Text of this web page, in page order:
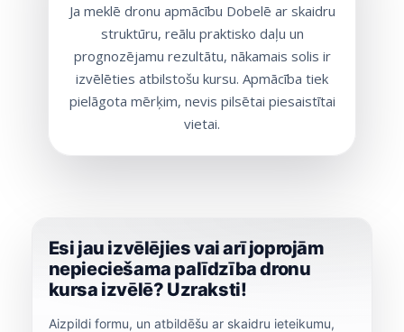
Ja meklē dronu apmācību Dobelē ar skaidru
struktūru, reālu praktisko daļu un
prognozējamu rezultātu, nākamais solis ir
izvēlēties atbilstošu kursu. Apmācība tiek
pielāgota mērķim, nevis pilsētai piesaistītai
vietai.
Esi jau izvēlējies vai arī joprojām
nepieciešama palīdzība dronu
kursa izvēlē? Uzraksti!
Aizpildi formu, un atbildēšu ar skaidru ieteikumu,